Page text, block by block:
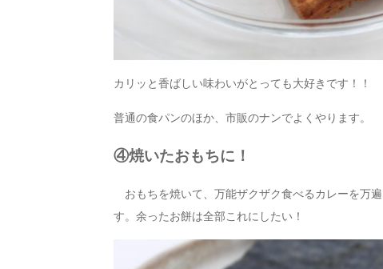
カリッと香ばしい味わいがとっても大好きです！！
普通の食パンのほか、市販のナンでよくやります。
④焼いたおもちに！
おもちを焼いて、 万能ザクザク食べるカレーを万
す。余ったお餅は全部これにしたい！